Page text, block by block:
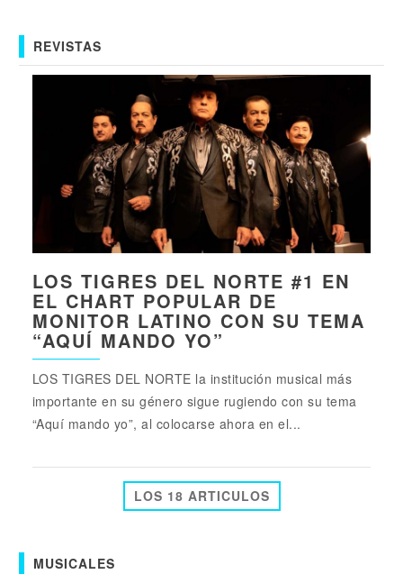
REVISTAS
LOS TIGRES DEL NORTE #1 EN
EL CHART POPULAR DE
MONITOR LATINO CON SU TEMA
“AQUÍ MANDO YO”
LOS TIGRES DEL NORTE la institución musical más
importante en su género sigue rugiendo con su tema
“Aquí mando yo”, al colocarse ahora en el...
LOS 18 ARTICULOS
MUSICALES